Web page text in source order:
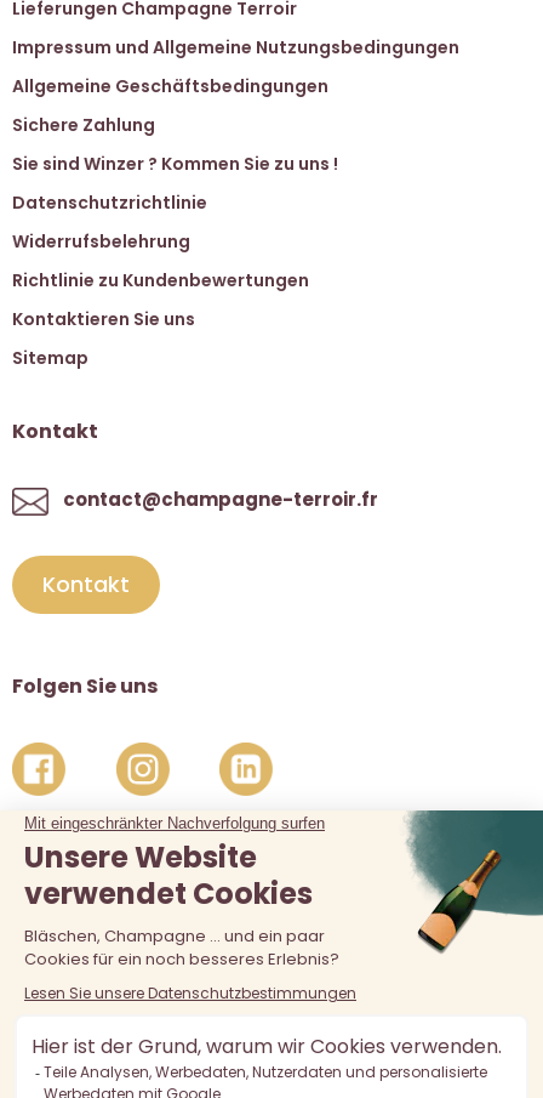
Lieferungen Champagne Terroir
Impressum und Allgemeine Nutzungsbedingungen
Allgemeine Geschäftsbedingungen
Sichere Zahlung
Sie sind Winzer ? Kommen Sie zu uns !
Datenschutzrichtlinie
Widerrufsbelehrung
Richtlinie zu Kundenbewertungen
Kontaktieren Sie uns
Sitemap
Kontakt
contact@champagne-terroir.fr
Kontakt
Folgen Sie uns
Der Verkauf von Alkohol an unter 18-Jährige ist verboten.
Alkoholmissbrauch ist gefährlich für die Gesundheit, in